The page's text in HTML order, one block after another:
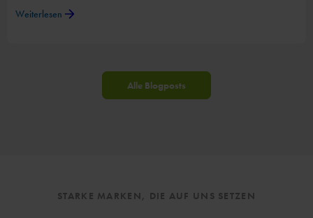
Weiterlesen
Alle Blogposts
STARKE MARKEN, DIE AUF UNS SETZEN